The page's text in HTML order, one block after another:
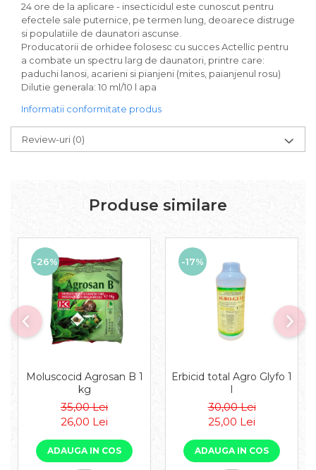
24 ore de la aplicare - insecticidul este cunoscut pentru
efectele sale puternice, pe termen lung, deoarece distruge
si populatiile de daunatori ascunse.
Producatorii de orhidee folosesc cu succes Actellic pentru
a combate un spectru larg de daunatori, printre care:
paduchi lanosi, acarieni si pianjeni (mites, paianjenul rosu)
Dilutie generala: 10 ml/10 l apa
Informatii conformitate produs
Review-uri (0)
Produse similare
-26%
Moluscocid Agrosan B 1
kg
35,00 Lei
26,00 Lei
ADAUGA IN COS
-17%
Erbicid total Agro Glyfo 1
l
30,00 Lei
25,00 Lei
ADAUGA IN COS